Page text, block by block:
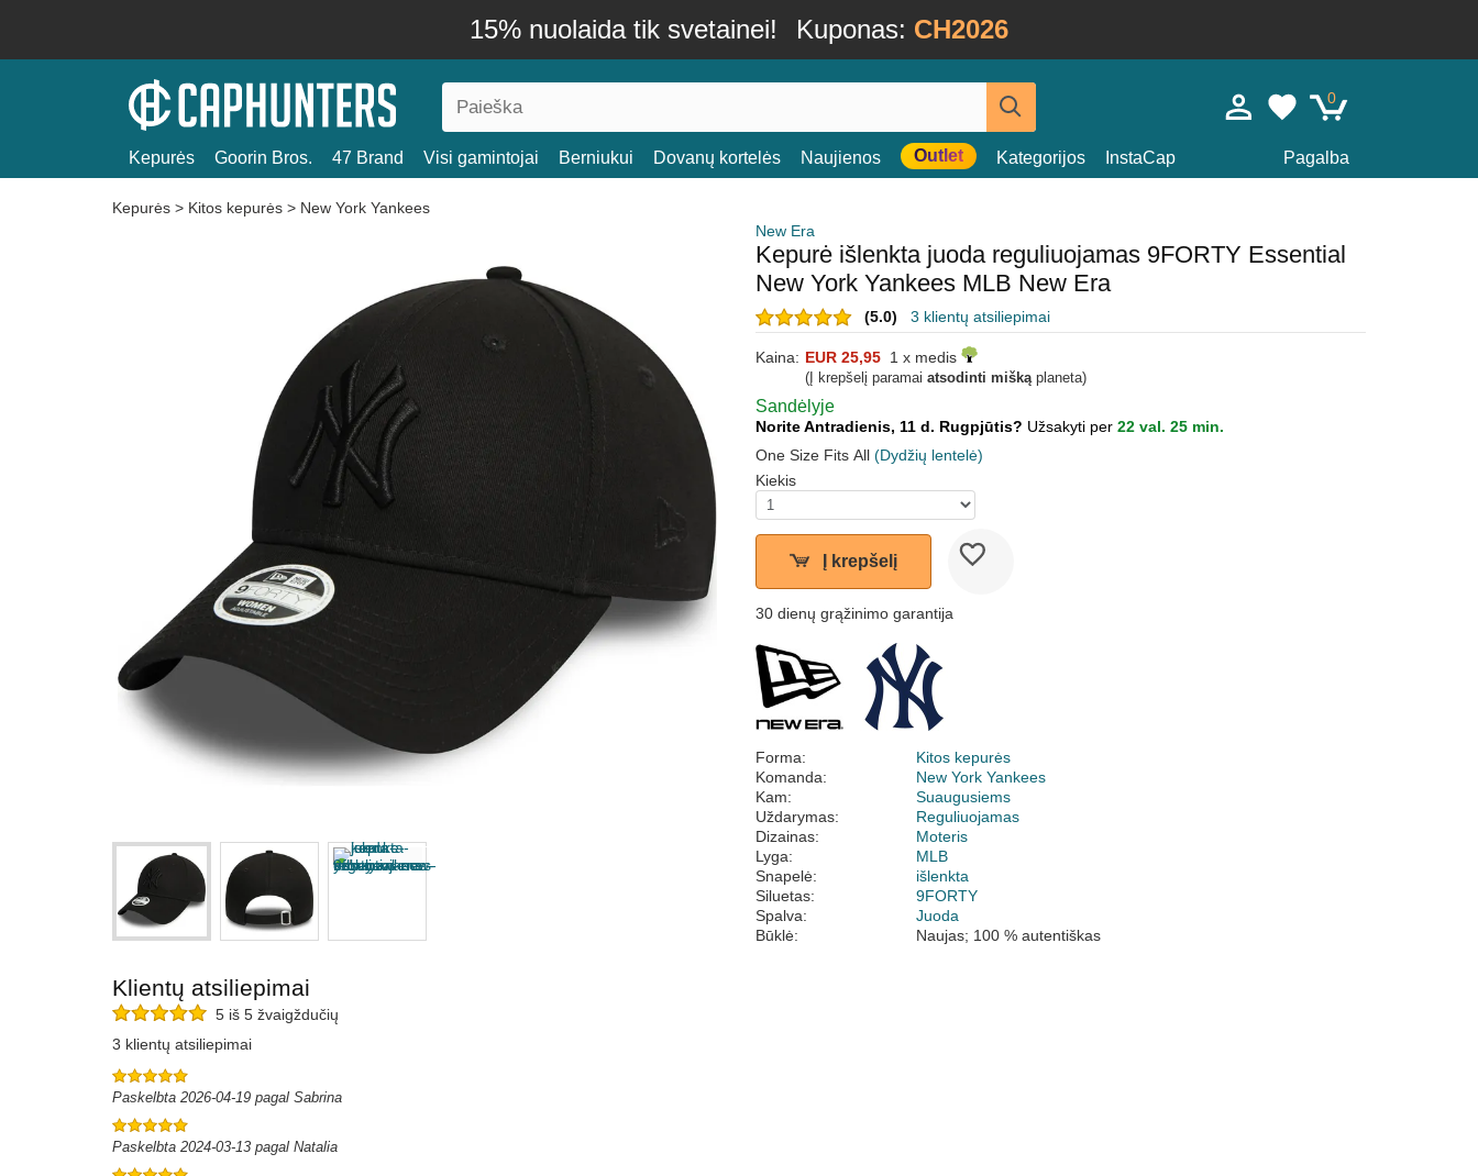
15% nuolaida tik svetainei! Kuponas: CH2026
0
Kepurės Goorin Bros. 47 Brand Visi gamintojai Berniukui Dovanų kortelės Naujienos Outlet Kategorijos InstaCap Pagalba
Kepurės > Kitos kepurės > New York Yankees
New Era
Kepurė išlenkta juoda reguliuojamas 9FORTY Essential
New York Yankees MLB New Era
(5.0) 3 klientų atsiliepimai
Kaina: EUR 25,95 1 x medis
(Į krepšelį paramai atsodinti miškąplaneta)
Sandėlyje
Norite Antradienis, 11 d. Rugpjūtis? Užsakyti per 22 val. 25 min.
One Size Fits All (Dydžių lentelė)
Kiekis
Į krepšelį
30 dienų grąžinimo garantija
Forma:
Kitos kepurės
Komanda:
New York Yankees
Kam:
Suaugusiems
Uždarymas:
Reguliuojamas
Dizainas:
Moteris
Lyga:
MLB
Snapelė:
išlenkta
Siluetas:
9FORTY
Spalva:
Juoda
Būklė:
Naujas; 100 % autentiškas
Klientų atsiliepimai
5 iš 5 žvaigždučių
3 klientų atsiliepimai
Paskelbta 2026-04-19 pagal Sabrina
Paskelbta 2024-03-13 pagal Natalia